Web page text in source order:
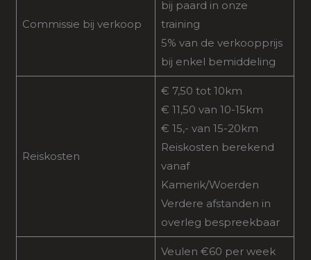
Commissie bij verkoop
bij paard in onze
training
5% van de verkoopprijs
bij enkel bemiddeling
Reiskosten
€ 7,50 tot 10km
€ 11,50 van 10-15km
€ 15,- van 15-20km
Reiskosten berekend
vanaf
Kamerik/Woerden
Verdere afstanden in
overleg bespreekbaar
Veulen €60 per week